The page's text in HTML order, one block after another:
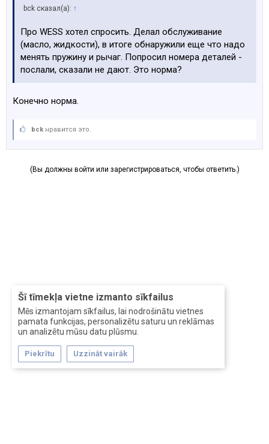
Šī tīmekļa vietne izmanto sīkfailus
Mēs izmantojam sīkfailus, lai nodrošinātu vietnes
pamata funkcijas, personalizētu saturu un reklāmas
un analizētu mūsu datu plūsmu.
Piekrītu Uzzināt vairāk
bck сказал(а): ↑
Про WESS хотел спросить. Делал обслуживание
(масло, жидкости), в итоге обнаружили еще что надо
менять пружину и рычаг. Попросил номера деталей -
послали, сказали не дают. Это норма?
Конечно норма.
bck нравится это.
(Вы должны войти или зарегистрироваться, чтобы ответить.)